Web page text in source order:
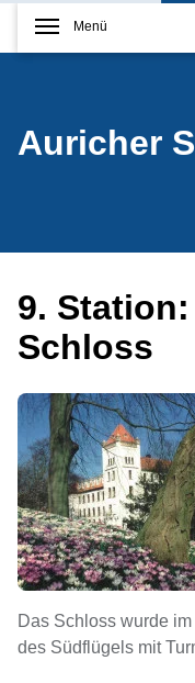
Menü
Auricher
9.
Schloss
Das Schloss wurde
des Südflügels mit